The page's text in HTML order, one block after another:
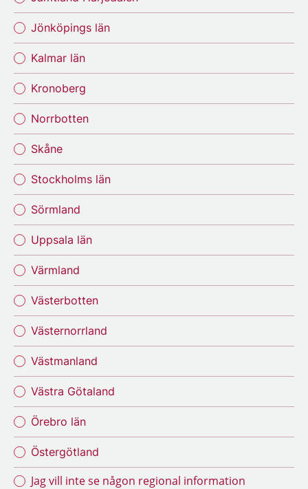
Jönköpings län
Kalmar län
Kronoberg
Norrbotten
Skåne
Stockholms län
Sörmland
Uppsala län
Värmland
Västerbotten
Västernorrland
Västmanland
Västra Götaland
Örebro län
Östergötland
Jag vill inte se någon regional information